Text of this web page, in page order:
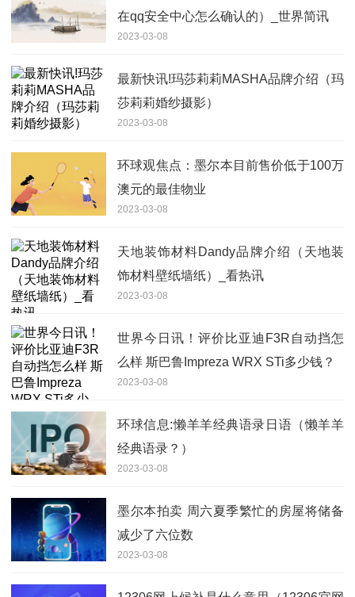
在qq安全中心怎么确认的）_世界简讯
2023-03-08
最新快讯!玛莎莉莉MASHA品牌介绍（玛
莎莉莉婚纱摄影）
2023-03-08
环球观焦点：墨尔本目前售价低于100万
澳元的最佳物业
2023-03-08
天地装饰材料Dandy品牌介绍（天地装
饰材料壁纸墙纸）_看热讯
2023-03-08
世界今日讯！评价比亚迪F3R自动挡怎
么样 斯巴鲁Impreza WRX STi多少钱？
2023-03-08
环球信息:懒羊羊经典语录日语（懒羊羊
经典语录？）
2023-03-08
墨尔本拍卖 周六夏季繁忙的房屋将储备
减少了六位数
2023-03-08